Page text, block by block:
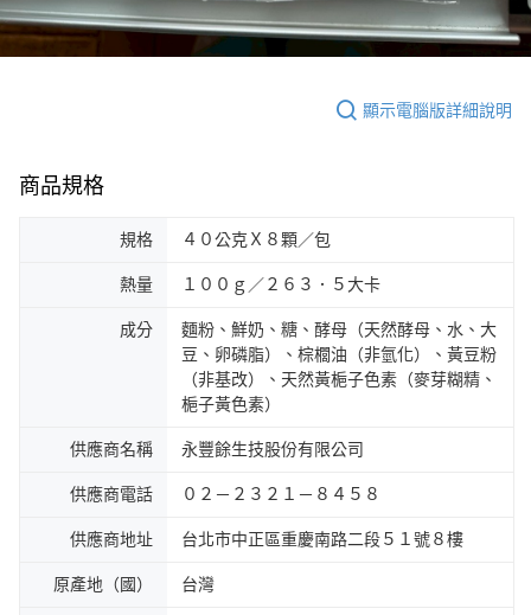
顯示電腦版詳細說明
商品規格
規格 ４０公克Ｘ８顆／包
熱量 １００ｇ／２６３．５大卡
成分
麵粉、鮮奶、糖、酵母（天然酵母、水、大
豆、卵磷脂）、棕櫚油（非氫化）、黃豆粉
（非基改）、天然黃梔子色素（麥芽糊精、
梔子黃色素）
供應商名稱 永豐餘生技股份有限公司
供應商電話 ０２－２３２１－８４５８
供應商地址 台北市中正區重慶南路二段５１號８樓
原產地（國） 台灣